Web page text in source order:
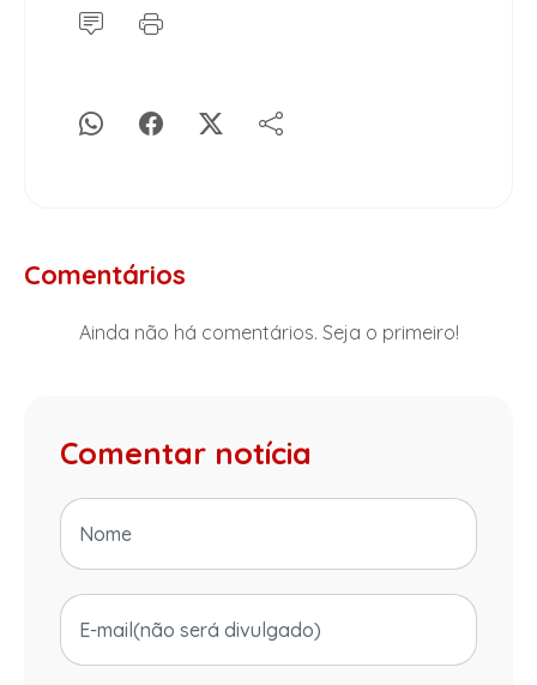
Comentários
Ainda não há comentários. Seja o primeiro!
Comentar notícia